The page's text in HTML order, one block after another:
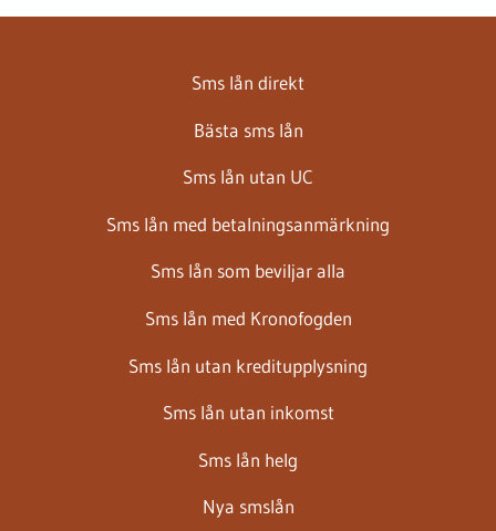
Sms lån direkt
Bästa sms lån
Sms lån utan UC
Sms lån med betalningsanmärkning
Sms lån som beviljar alla
Sms lån med Kronofogden
Sms lån utan kreditupplysning
Sms lån utan inkomst
Sms lån helg
Nya smslån